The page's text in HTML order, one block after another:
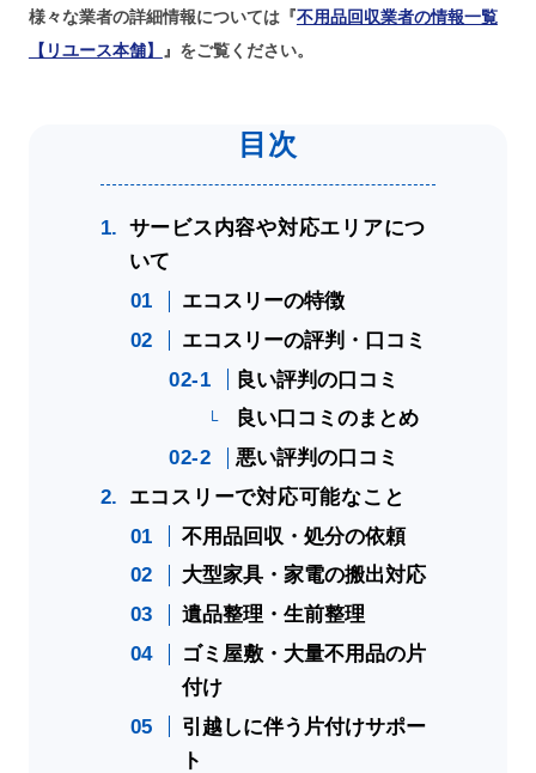
様々な業者の詳細情報については『不用品回収業者の情報一覧
【リユース本舗】 』をご覧ください。
サービス内容や対応エリアにつ
いて
エコスリーの特徴
エコスリーの評判・口コミ
良い評判の口コミ
良い口コミのまとめ
悪い評判の口コミ
エコスリーで対応可能なこと
不用品回収・処分の依頼
大型家具・家電の搬出対応
遺品整理・生前整理
ゴミ屋敷・大量不用品の片
付け
引越しに伴う片付けサポー
ト